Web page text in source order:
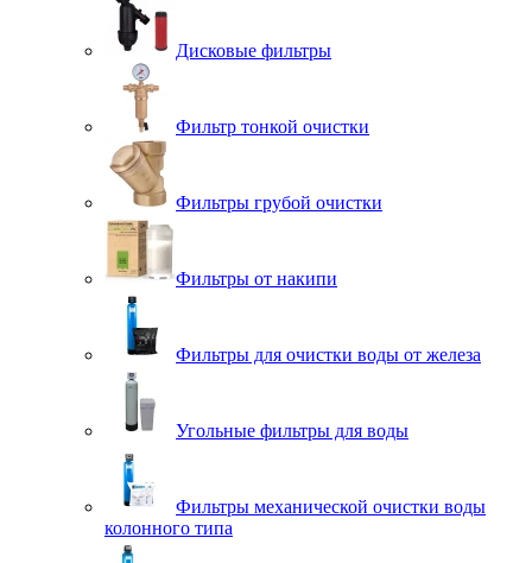
Дисковые фильтры
Фильтр тонкой очистки
Фильтры грубой очистки
Фильтры от накипи
Фильтры для очистки воды от железа
Угольные фильтры для воды
Фильтры механической очистки воды
колонного типа